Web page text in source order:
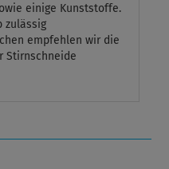
einige Kunststoffe.
zulässig
empfehlen wir die
Stirnschneide